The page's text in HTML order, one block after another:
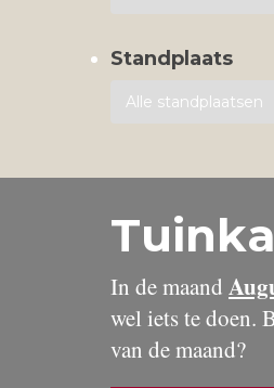
Standplaats
In de maand
wel iets te doen.
van de maand?